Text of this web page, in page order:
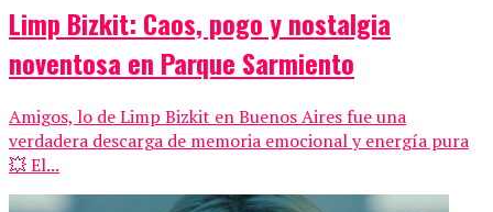
Limp Bizkit: Caos, pogo y nostalgia
noventosa en Parque Sarmiento
Amigos, lo de Limp Bizkit en Buenos Aires fue una
verdadera descarga de memoria emocional y energía pura
💥 El...